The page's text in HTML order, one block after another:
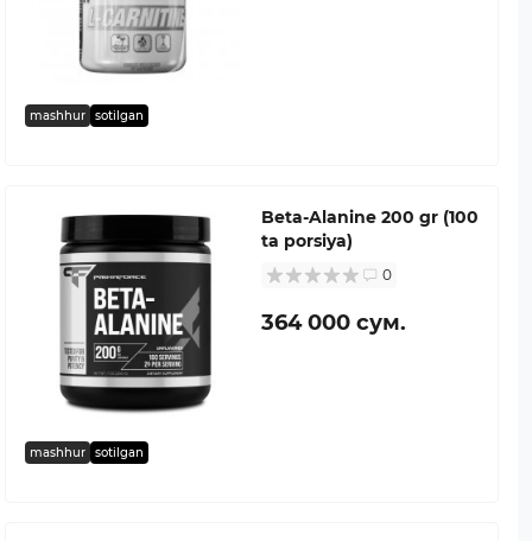
mashhur sotilgan
mashhur sotilgan
Beta-Alanine 200 gr (100
ta porsiya)
0
364 000 сум.